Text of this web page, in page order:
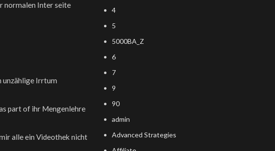
normalen Inter seite
unzählige Irrtum
part of ihr Mengenlehre
alle ein Videothek nicht
4
5
5000BA_Z
6
7
9
90
admin
Advanced Strategies